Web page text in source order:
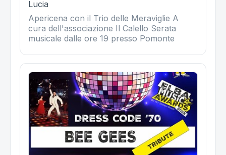
Lucia
Apericena con il Trio delle Meraviglie A
cura dell'associazione Il Calello Serata
musicale dalle ore 19 presso Pomonte